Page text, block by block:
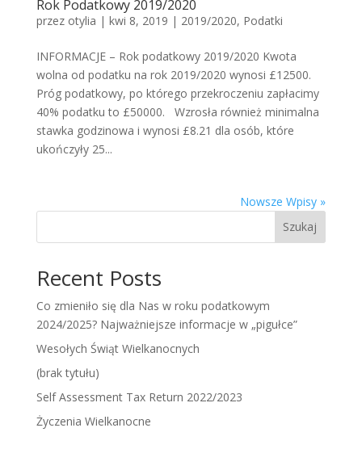
Rok Podatkowy 2019/2020
przez otylia | kwi 8, 2019 | 2019/2020, Podatki
INFORMACJE – Rok podatkowy 2019/2020 Kwota
wolna od podatku na rok 2019/2020 wynosi £12500.
Próg podatkowy, po którego przekroczeniu zapłacimy
40% podatku to £50000. Wzrosła również minimalna
stawka godzinowa i wynosi £8.21 dla osób, które
ukończyły 25...
Nowsze Wpisy »
Szukaj
Recent Posts
Co zmieniło się dla Nas w roku podatkowym
2024/2025? Najważniejsze informacje w „pigułce”
Wesołych Świąt Wielkanocnych
(brak tytułu)
Self Assessment Tax Return 2022/2023
Życzenia Wielkanocne